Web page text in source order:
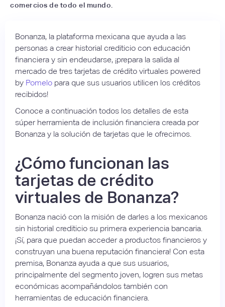
comercios de todo el mundo.
Bonanza, la plataforma mexicana que ayuda a las
personas a crear historial crediticio con educación
financiera y sin endeudarse, ¡prepara la salida al
mercado de tres tarjetas de crédito virtuales powered
by Pomelo para que sus usuarios utilicen los créditos
recibidos!
Conoce a continuación todos los detalles de esta
súper herramienta de inclusión financiera creada por
Bonanza y la solución de tarjetas que le ofrecimos.
¿Cómo funcionan las
tarjetas de crédito
virtuales de Bonanza?
Bonanza nació con la misión de darles a los mexicanos
sin historial crediticio su primera experiencia bancaria.
¡Sí, para que puedan acceder a productos financieros y
construyan una buena reputación financiera! Con esta
premisa, Bonanza ayuda a que sus usuarios,
principalmente del segmento joven, logren sus metas
económicas acompañándolos también con
herramientas de educación financiera.